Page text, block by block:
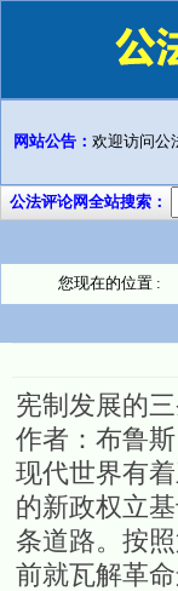
网站公告： 欢迎访问公
公法评论网全站搜索：
您现在的位置 :
宪制发展的
作者：布鲁
现代世界有
的新政权立
条道路。按
前就瓦解革